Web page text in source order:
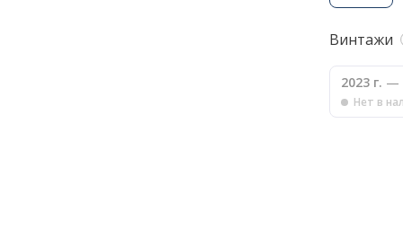
Винтажи
2023 г. —
Нет в